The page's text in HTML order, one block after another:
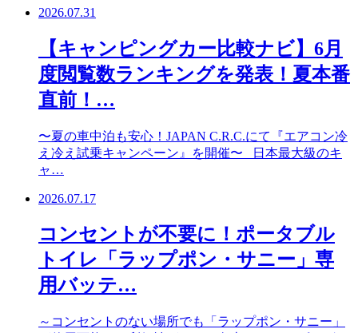
2026.07.31
【キャンピングカー比較ナビ】6月
度閲覧数ランキングを発表！夏本番
直前！…
〜夏の車中泊も安心！JAPAN C.R.C.にて『エアコン冷
え冷え試乗キャンペーン』を開催〜 日本最大級のキ
ャ…
2026.07.17
コンセントが不要に！ポータブル
トイレ「ラップポン・サニー」専
用バッテ…
～コンセントのない場所でも「ラップポン・サニー」